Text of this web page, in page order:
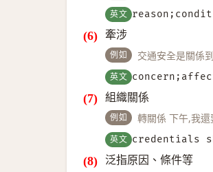
英文
牽涉
例如 交通安全是關係
英文
組織關係
例如 轉關係 下午,我
英文 credentials
泛指原因、條件等